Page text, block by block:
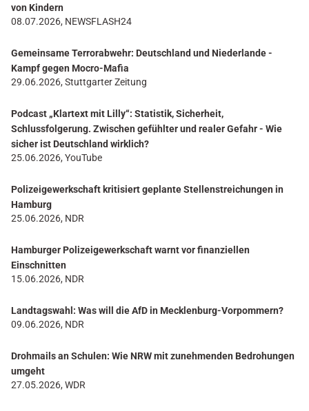
von Kindern
08.07.2026, NEWSFLASH24
Gemeinsame Terrorabwehr: Deutschland und Niederlande -
Kampf gegen Mocro-Mafia
29.06.2026, Stuttgarter Zeitung
Podcast „Klartext mit Lilly“: Statistik, Sicherheit,
Schlussfolgerung. Zwischen gefühlter und realer Gefahr - Wie
sicher ist Deutschland wirklich?
25.06.2026, YouTube
Polizeigewerkschaft kritisiert geplante Stellenstreichungen in
Hamburg
25.06.2026, NDR
Hamburger Polizeigewerkschaft warnt vor finanziellen
Einschnitten
15.06.2026, NDR
Landtagswahl: Was will die AfD in Mecklenburg-Vorpommern?
09.06.2026, NDR
Drohmails an Schulen: Wie NRW mit zunehmenden Bedrohungen
umgeht
27.05.2026, WDR